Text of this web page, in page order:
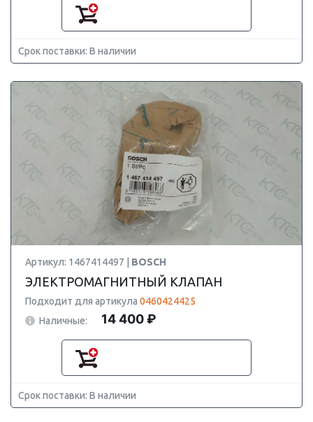
Срок поставки: В наличии
Артикул: 1467414497 | BOSCH
ЭЛЕКТРОМАГНИТНЫЙ КЛАПАН
Подходит для артикула 0460424425
Наличные:
14 400 ₽
Срок поставки: В наличии